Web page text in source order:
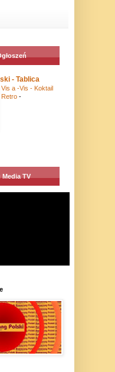
- Tablica
Vis a -Vis - Koktail
Retro -
TV